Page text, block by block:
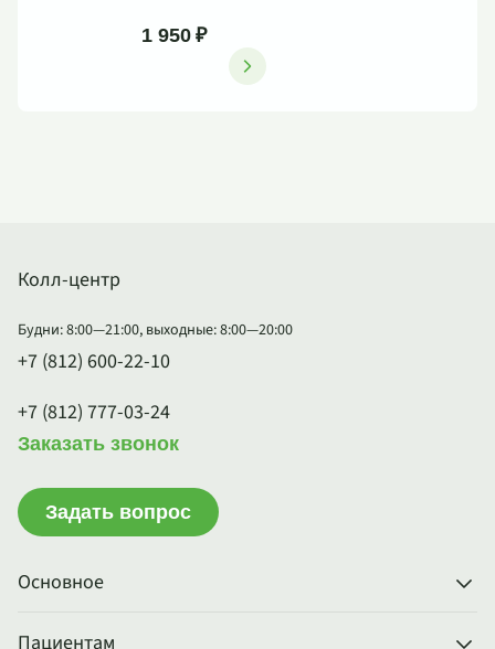
1 950 ₽
Основное
Пациентам
Колл-центр
Будни: 8:00—21:00, выходные: 8:00—20:00
+7 (812) 600-22-10
+7 (812) 777-03-24
Заказать звонок
Задать вопрос